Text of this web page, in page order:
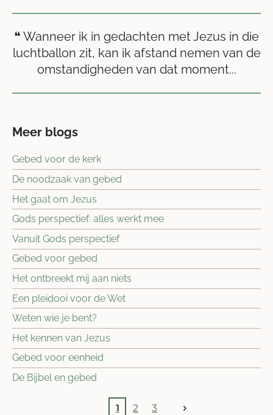
❝ Wanneer ik in gedachten met Jezus in die
luchtballon zit, kan ik afstand nemen van de
omstandigheden van dat moment...
Meer blogs
Gebed voor de kerk
De noodzaak van gebed
Het gaat om Jezus
Gods perspectief: alles werkt mee
Vanuit Gods perspectief
Gebed voor gebed
Het ontbreekt mij aan niets
Een pleidooi voor de Wet
Weten wie je bent?
Het kennen van Jezus
Gebed voor eenheid
De Bijbel en gebed
1 2 3